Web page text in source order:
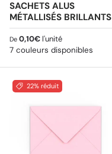
SACHETS ALUS
MÉTALLISÉS BRILLANTS
Prix habituel
De 0,10€ l'unité
7 couleurs disponibles
22% réduit